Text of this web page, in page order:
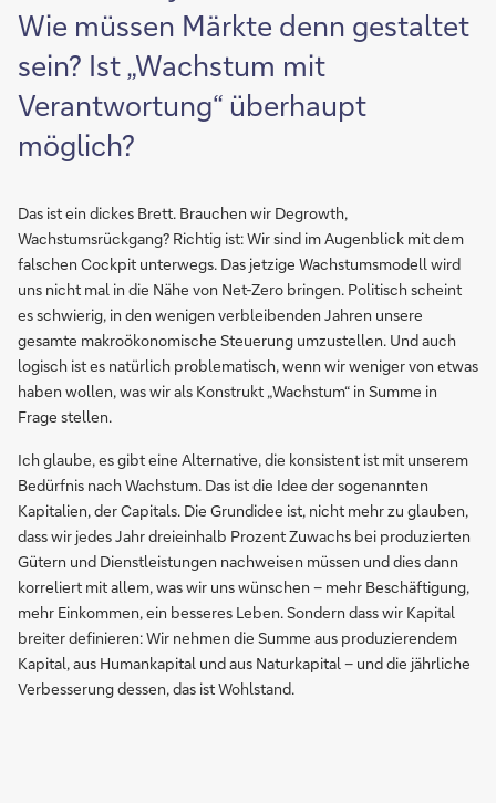
Wie müssen Märkte denn gestaltet
sein? Ist „Wachstum mit
Verantwortung“ überhaupt
möglich?
Das ist ein dickes Brett. Brauchen wir Degrowth,
Wachstumsrückgang? Richtig ist: Wir sind im Augenblick mit dem
falschen Cockpit unterwegs. Das jetzige Wachstumsmodell wird
uns nicht mal in die Nähe von Net-Zero bringen. Politisch scheint
es schwierig, in den wenigen verbleibenden Jahren unsere
gesamte makroökonomische Steuerung umzustellen. Und auch
logisch ist es natürlich problematisch, wenn wir weniger von etwas
haben wollen, was wir als Konstrukt „Wachstum“ in Summe in
Frage stellen.
Ich glaube, es gibt eine Alternative, die konsistent ist mit unserem
Bedürfnis nach Wachstum. Das ist die Idee der sogenannten
Kapitalien, der Capitals. Die Grundidee ist, nicht mehr zu glauben,
dass wir jedes Jahr dreieinhalb Prozent Zuwachs bei produzierten
Gütern und Dienstleistungen nachweisen müssen und dies dann
korreliert mit allem, was wir uns wünschen – mehr Beschäftigung,
mehr Einkommen, ein besseres Leben. Sondern dass wir Kapital
breiter definieren: Wir nehmen die Summe aus produzierendem
Kapital, aus Humankapital und aus Naturkapital – und die jährliche
Verbesserung dessen, das ist Wohlstand.